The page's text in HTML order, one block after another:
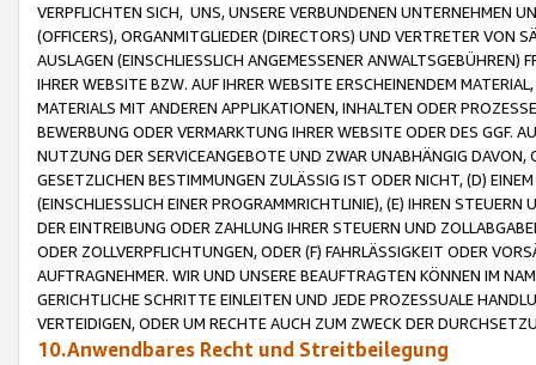
VERPFLICHTEN SICH, UNS, UNSERE VERBUNDENEN UNTERNEHMEN
(OFFICERS), ORGANMITGLIEDER (DIRECTORS) UND VERTRETER VON
AUSLAGEN (EINSCHLIESSLICH ANGEMESSENER
IHRER WEBSITE BZW. AUF IHRER WEBSITE ERSCHEINENDEM
MATERIALS MIT ANDEREN APPLIKATIONEN, INHALTEN ODER
BEWERBUNG ODER VERMARKTUNG IHRER WEBSITE ODER DES GGF.
NUTZUNG DER SERVICEANGEBOTE UND ZWAR UNABHÄNGIG
GESETZLICHEN BESTIMMUNGEN ZULÄSSIG IST ODER NICHT, (D)
(EINSCHLIESSLICH EINER PROGRAMMRICHTLINIE), (E) IHREN
DER EINTREIBUNG ODER ZAHLUNG IHRER STEUERN UND
ODER ZOLLVERPFLICHTUNGEN, ODER (F) FAHRLÄSSIGKEIT ODER
AUFTRAGNEHMER. WIR UND UNSERE BEAUFTRAGTEN KÖNNEN IM
GERICHTLICHE SCHRITTE EINLEITEN UND JEDE PROZESSUALE
VERTEIDIGEN, ODER UM RECHTE AUCH ZUM ZWECK DER
10.Anwendbares Recht und Streitbeilegung